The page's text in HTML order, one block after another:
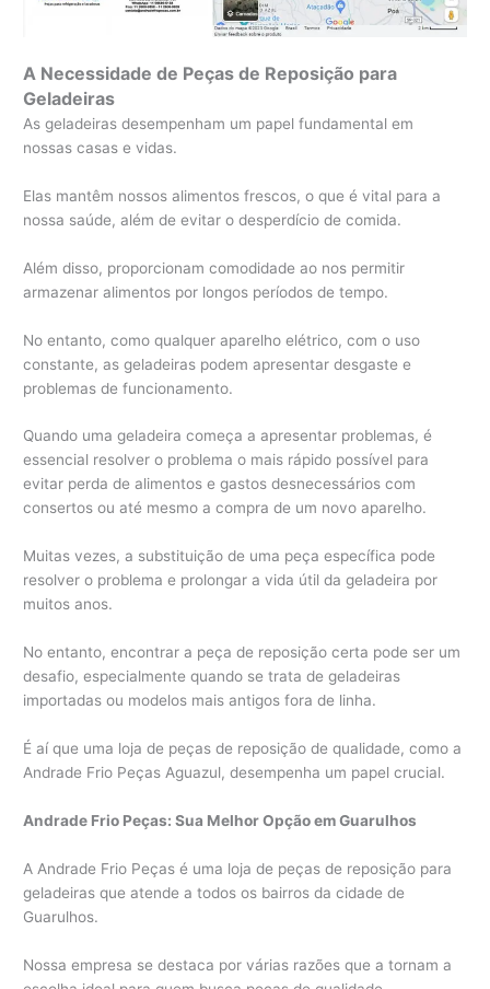
A Necessidade de Peças de Reposição para
Geladeiras
As geladeiras desempenham um papel fundamental em
nossas casas e vidas.
Elas mantêm nossos alimentos frescos, o que é vital para a
nossa saúde, além de evitar o desperdício de comida.
Além disso, proporcionam comodidade ao nos permitir
armazenar alimentos por longos períodos de tempo.
No entanto, como qualquer aparelho elétrico, com o uso
constante, as geladeiras podem apresentar desgaste e
problemas de funcionamento.
Quando uma geladeira começa a apresentar problemas, é
essencial resolver o problema o mais rápido possível para
evitar perda de alimentos e gastos desnecessários com
consertos ou até mesmo a compra de um novo aparelho.
Muitas vezes, a substituição de uma peça específica pode
resolver o problema e prolongar a vida útil da geladeira por
muitos anos.
No entanto, encontrar a peça de reposição certa pode ser um
desafio, especialmente quando se trata de geladeiras
importadas ou modelos mais antigos fora de linha.
É aí que uma loja de peças de reposição de qualidade, como a
Andrade Frio Peças Aguazul, desempenha um papel crucial.
Andrade Frio Peças: Sua Melhor Opção em Guarulhos
A Andrade Frio Peças é uma loja de peças de reposição para
geladeiras que atende a todos os bairros da cidade de
Guarulhos.
Nossa empresa se destaca por várias razões que a tornam a